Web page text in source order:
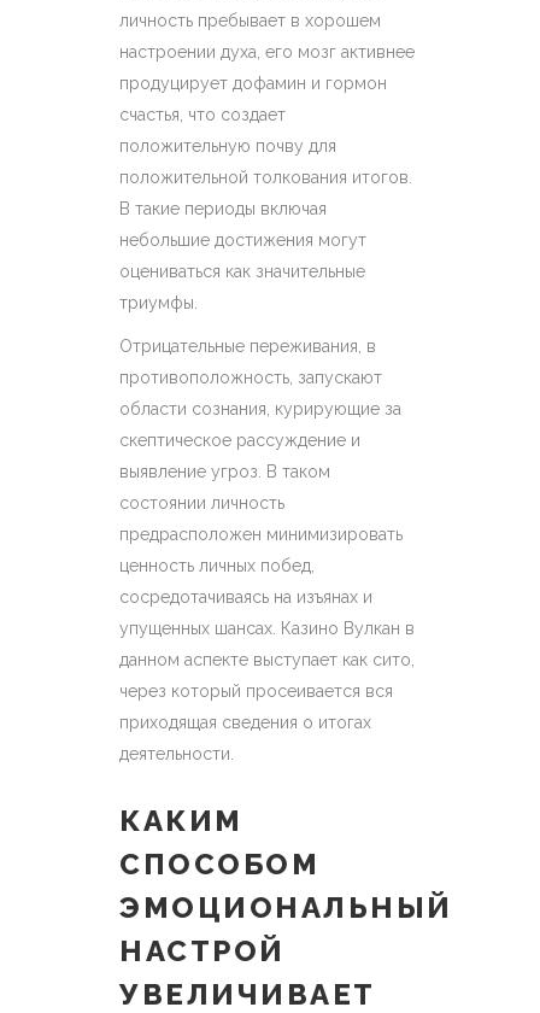
личность пребывает в хорошем
настроении духа, его мозг активнее
продуцирует дофамин и гормон
счастья, что создает
положительную почву для
положительной толкования итогов.
В такие периоды включая
небольшие достижения могут
оцениваться как значительные
триумфы.
Отрицательные переживания, в
противоположность, запускают
области сознания, курирующие за
скептическое рассуждение и
выявление угроз. В таком
состоянии личность
предрасположен минимизировать
ценность личных побед,
сосредотачиваясь на изъянах и
упущенных шансах. Казино Вулкан в
данном аспекте выступает как сито,
через который просеивается вся
приходящая сведения о итогах
деятельности.
КАКИМ
СПОСОБОМ
ЭМОЦИОНАЛЬНЫЙ
НАСТРОЙ
УВЕЛИЧИВАЕТ